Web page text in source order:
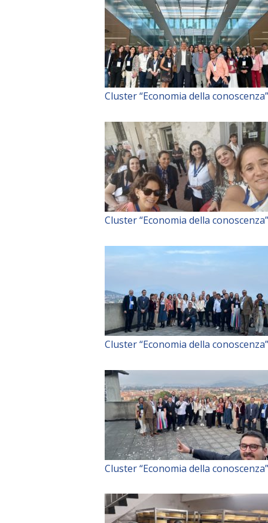
Cluster “Economia della conoscenza”
Cluster “Economia della conoscenza”
Cluster “Economia della conoscenza”
Cluster “Economia della conoscenza”